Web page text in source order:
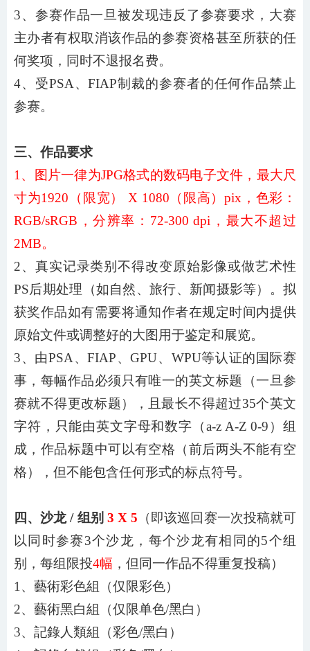
3、参赛作品一旦被发现违反了参赛要求，大赛
主办者有权取消该作品的参赛资格甚至所获的任
何奖项，同时不退报名费。
4、受PSA、FIAP制裁的参赛者的任何作品禁止
参赛。
三、作品要求
1、图片一律为JPG格式的数码电子文件，最大尺
寸为1920（限宽） X 1080（限高）pix，色彩：
RGB/sRGB，分辨率：72-300 dpi，最大不超过
2MB。
2、真实记录类别不得改变原始影像或做艺术性
PS后期处理（如自然、旅行、新闻摄影等）。拟
获奖作品如有需要将通知作者在规定时间内提供
原始文件或调整好的大图用于鉴定和展览。
3、由PSA、FIAP、GPU、WPU等认证的国际赛
事，每幅作品必须只有唯一的英文标题（一旦参
赛就不得更改标题），且最长不得超过35个英文
字符，只能由英文字母和数字（a-z A-Z 0-9）组
成，作品标题中可以有空格（前后两头不能有空
格），但不能包含任何形式的标点符号。
四、沙龙/ 组别 3 X 5 （即该巡回赛一次投稿就可
以同时参赛3个沙龙，每个沙龙有相同的5个组
别，每组限投4幅 ，但同一作品不得重复投稿）
1、藝術彩色組（仅限彩色）
2、藝術黑白組（仅限单色/黑白）
3、記錄人類組（彩色/黑白）